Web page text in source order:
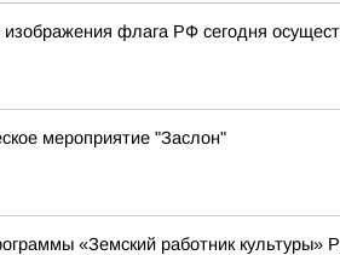
флага РФ сегодня
мероприятие "Заслон"
«Земский работник